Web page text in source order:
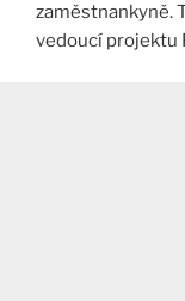
zaměstnankyně.
vedoucí projektu